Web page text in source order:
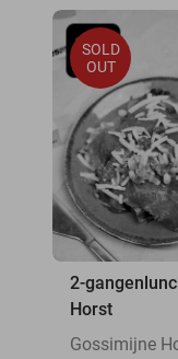
SOLD
OUT
2-
Horst
Gossimijne